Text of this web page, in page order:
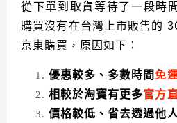
從下單到取貨等待了一段時
購買沒有在台灣上市販售的
京東購買，原因如下：
優惠較多、多數時間免
相較於淘寶有更多官方
價格較低、省去透過他